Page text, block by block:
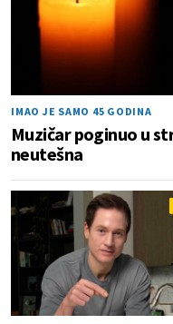
IMAO JE SAMO 45 GODINA
Muzičar poginuo u
neutešna